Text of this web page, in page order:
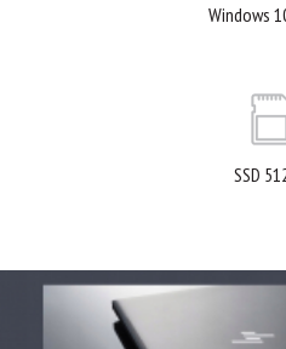
Windows
SSD